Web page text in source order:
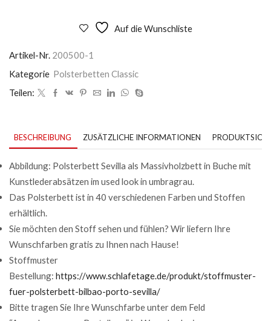
Auf die Wunschliste
Artikel-Nr. 200500-1
Kategorie Polsterbetten Classic
Teilen:
BESCHREIBUNG ZUSÄTZLICHE INFORMATIONEN
Abbildung: Polsterbett Sevilla als Massivholzbett in Buche mit
Kunstlederabsätzen im used look in umbragrau.
Das Polsterbett ist in 40 verschiedenen Farben und Stoffen
erhältlich.
Sie möchten den Stoff sehen und fühlen? Wir liefern Ihre
Wunschfarben gratis zu Ihnen nach Hause!
Stoffmuster
Bestellung: https://www.schlafetage.de/produkt/stoffmuster-
fuer-polsterbett-bilbao-porto-sevilla/
Bitte tragen Sie Ihre Wunschfarbe unter dem Feld